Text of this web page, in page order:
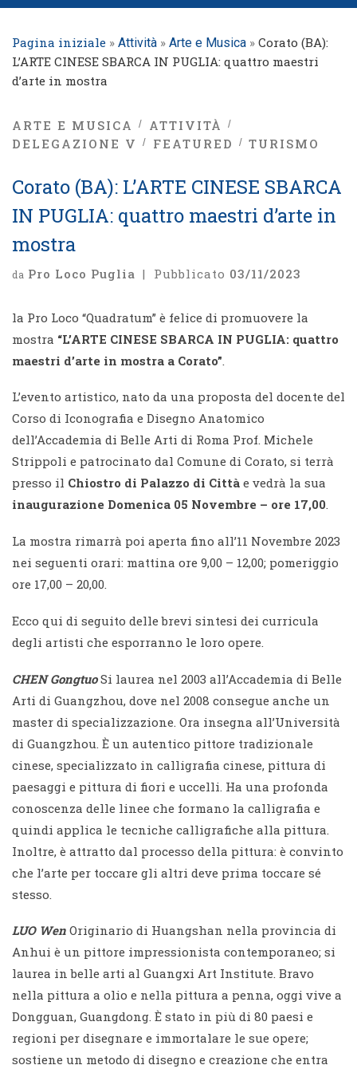
Pagina iniziale » Attività » Arte e Musica » Corato (BA):
L’ARTE CINESE SBARCA IN PUGLIA: quattro maestri
d’arte in mostra
ARTE E MUSICA
ATTIVITÀ
DELEGAZIONE V
FEATURED TURISMO
Corato (BA): L’ARTE CINESE SBARCA
IN PUGLIA: quattro maestri d’arte in
mostra
da Pro Loco Puglia | Pubblicato 03/11/2023
la Pro Loco “Quadratum” è felice di promuovere la
mostra “L’ARTE CINESE SBARCA IN PUGLIA: quattro
maestri d’arte in mostra a Corato”
L’evento artistico, nato da una proposta del docente del
Corso di Iconografia e Disegno Anatomico
dell’Accademia di Belle Arti di Roma Prof. Michele
Strippoli e patrocinato dal Comune di Corato, si terrà
presso il Chiostro di Palazzo di Città e vedrà la sua
inaugurazione Domenica 05 Novembre – ore 17,00.
La mostra rimarrà poi aperta fino all’11 Novembre 2023
nei seguenti orari: mattina ore 9,00 – 12,00; pomeriggio
ore 17,00 – 20,00.
Ecco qui di seguito delle brevi sintesi dei curricula
degli artisti che esporranno le loro opere.
CHEN GongtuoSi laurea nel 2003 all’Accademia di Belle
Arti di Guangzhou, dove nel 2008 consegue anche un
master di specializzazione. Ora insegna all’Università
di Guangzhou. È un autentico pittore tradizionale
cinese, specializzato in calligrafia cinese, pittura di
paesaggi e pittura di fiori e uccelli. Ha una profonda
conoscenza delle linee che formano la calligrafia e
quindi applica le tecniche calligrafiche alla pittura.
Inoltre, è attratto dal processo della pittura: è convinto
che l’arte per toccare gli altri deve prima toccare sé
stesso.
LUO Wen Originario di Huangshan nella provincia di
Anhui è un pittore impressionista contemporaneo; si
laurea in belle arti al Guangxi Art Institute. Bravo
nella pittura a olio e nella pittura a penna, oggi vive a
Dongguan, Guangdong. È stato in più di 80 paesi e
regioni per disegnare e immortalare le sue opere;
sostiene un metodo di disegno e creazione che entra